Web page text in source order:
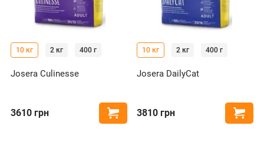
10 кг 2 кг 400 г
Josera Culinesse
3610 грн Купити
10 кг 2 кг 400 г
Josera DailyCat
3810 грн